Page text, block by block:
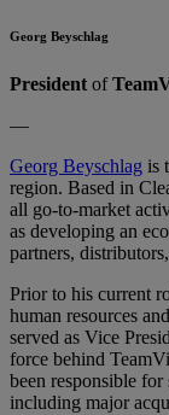
Georg Beyschlag
President of
—
Georg Beyschlag is
region. Based in
all go-to-market
as developing an
partners,
Prior to his current
human resources
served as Vice
force behind
been responsible for
including major